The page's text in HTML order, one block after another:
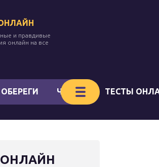
и правдивые
онлайн на все
ОБЕРЕГИ ЧАКРЫ ТЕСТЫ